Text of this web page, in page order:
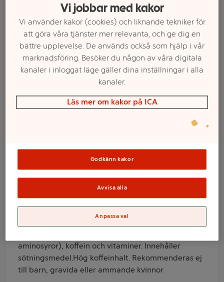
Enegidryck
Skumnisse 33cl
Varumärke
Nocco
Produktinformation
Information från leverantör
aminosyror), koffein och vitaminer. Innehåller
sötningsmedel.Hög koffeinhalt. Rekommenderas ej
till barn, gravida eller ammande kvinnor
Välj butik och handla
Sortimentet kan variera mellan butikerna
Vi jobbar med kakor
Vi använder kakor (cookies) och liknande tekniker för
att göra våra tjänster mer relevanta, och ge dig en
bättre upplevelse. De används också som hjälp i vår
marknadsföring. Besöker du någon av våra digitala
kanaler i inloggat läge gäller dina inställningar i alla
kanaler.
Läs mer om kakor på ICA
Godkänn kakor
Avvisa alla
Anpassa val